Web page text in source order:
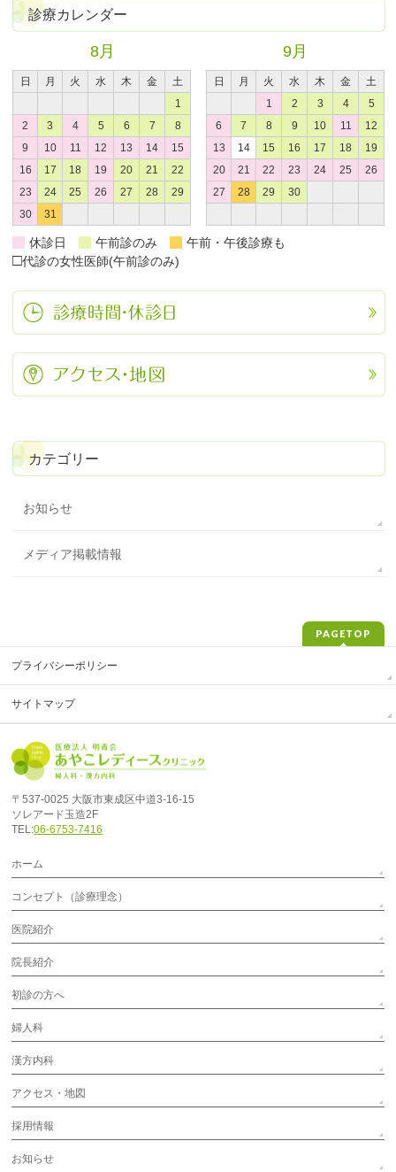
診療カレンダー
8月
日 月 火 水 木 金
土
1
2
3 4 5 6 7
8
9
10 11 12 13 14
15
16
17 18 19 20 21
22
23
24 25 26 27 28
29
30
31
9月
日 月 火 水 木 金
土
1
2 3 4
5
6
7 8 9 10 11
12
13
14 15 16 17 18
19
20
21 22 23 24 25
26
27
28 29 30
休診日 午前診のみ 午前・午後診療も
□代診の女性医師(午前診のみ)
カテゴリー
お知らせ
メディア掲載情報
PAGETOP
プライバシーポリシー
サイトマップ
〒537-0025 大阪市東成区中道3-16-15
ソレアード玉造2F
TEL:06-6753-7416
ホーム
コンセプト（診療理念）
医院紹介
院長紹介
初診の方へ
婦人科
漢方内科
アクセス・地図
採用情報
お知らせ